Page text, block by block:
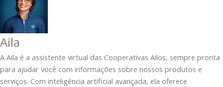
Aila
A Aila é a assistente virtual das Cooperativas Ailos, sempre pronta
para ajudar você com informações sobre nossos produtos e
serviços. Com inteligência artificial avançada, ela oferece